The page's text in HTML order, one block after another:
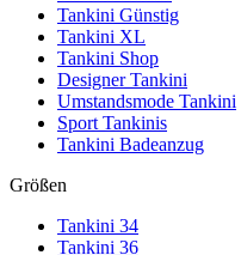
Tankini Günstig
Tankini XL
Tankini Shop
Designer Tankini
Umstandsmode Tankini
Sport Tankinis
Tankini Badeanzug
Größen
Tankini 34
Tankini 36